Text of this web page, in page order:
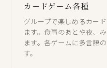
カードゲーム各種
グループで楽しめるカー
ます。食事のあとや夜、
ます。各ゲームに多言語
す。